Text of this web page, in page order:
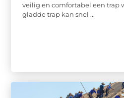
veilig en comfortabel een trap
gladde trap kan snel ...